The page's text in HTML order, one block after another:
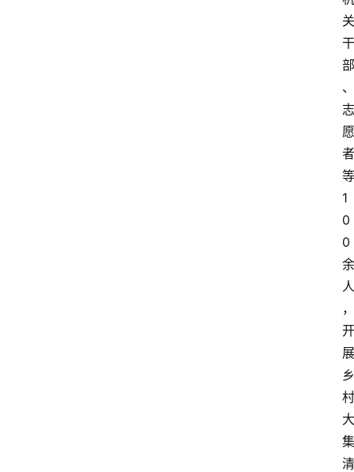
关
干
部
、
志
愿
者
等
1
0
0
余
人
，
开
展
乡
村
大
集
清